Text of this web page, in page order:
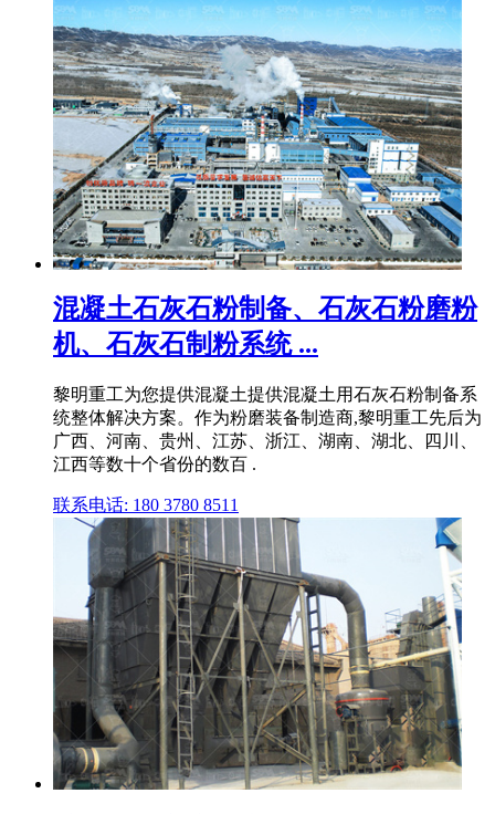
混凝土石灰石粉制备、石灰石粉磨粉
机、石灰石制粉系统 ...
黎明重工为您提供混凝土提供混凝土用石灰石粉制备系
统整体解决方案。作为粉磨装备制造商,黎明重工先后为
广西、河南、贵州、江苏、浙江、湖南、湖北、四川、
江西等数十个省份的数百 .
联系电话: 180 3780 8511